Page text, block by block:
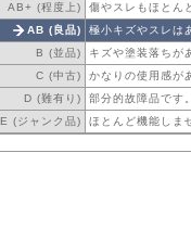
AB+ (程度上)
傷やスレもほとん
AB (良品)
極小キズやスレは
B (並品)
キズや塗装落ちが
C (中古)
かなりの使用感が
D (難有り)
部分的故障品です
E (ジャンク品)
ほとんど機能しま